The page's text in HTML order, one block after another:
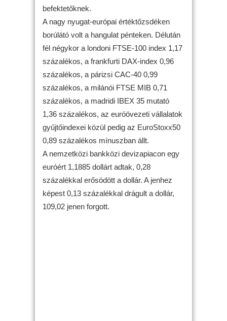
befektetőknek.
A nagy nyugat-európai értéktőzsdéken
borúlátó volt a hangulat pénteken. Délután
fél négykor a londoni FTSE-100 index 1,17
százalékos, a frankfurti DAX-index 0,96
százalékos, a párizsi CAC-40 0,99
százalékos, a milánói FTSE MIB 0,71
százalékos, a madridi IBEX 35 mutató
1,36 százalékos, az euróövezeti vállalatok
gyűjtőindexei közül pedig az EuroStoxx50
0,89 százalékos mínuszban állt.
A nemzetközi bankközi devizapiacon egy
euróért 1,1885 dollárt adtak, 0,28
százalékkal erősödött a dollár. A jenhez
képest 0,13 százalékkal drágult a dollár,
109,02 jenen forgott.